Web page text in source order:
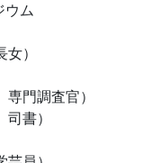
ウム
）
門調査官）
書）